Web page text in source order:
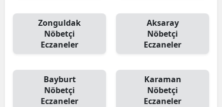
Zonguldak
Nöbetçi
Eczaneler
Aksaray
Nöbetçi
Eczaneler
Bayburt
Nöbetçi
Eczaneler
Karaman
Nöbetçi
Eczaneler